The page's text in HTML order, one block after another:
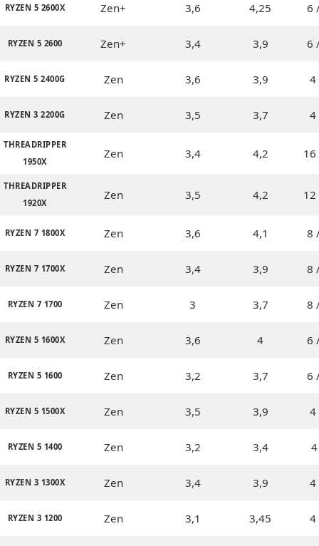
RYZEN 5 2600X Zen+ 3,6 4,25 6
RYZEN 5 2600 Zen+ 3,4 3,9 6
RYZEN 5 2400G Zen 3,6 3,9 4
RYZEN 3 2200G Zen 3,5 3,7 4
THREADRIPPER
1950X
Zen 3,4 4,2
THREADRIPPER
1920X
Zen 3,5 4,2
RYZEN 7 1800X Zen 3,6 4,1 8
RYZEN 7 1700X Zen 3,4 3,9 8
RYZEN 7 1700 Zen 3 3,7 8
RYZEN 5 1600X Zen 3,6 4 6
RYZEN 5 1600 Zen 3,2 3,7 6
RYZEN 5 1500X Zen 3,5 3,9 4
RYZEN 5 1400 Zen 3,2 3,4
RYZEN 3 1300X Zen 3,4 3,9 4
RYZEN 3 1200 Zen 3,1 3,45 4